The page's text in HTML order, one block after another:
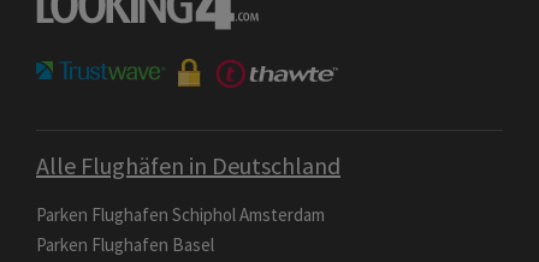
Alle Flughäfen in Deutschland
Parken Flughafen Schiphol Amsterdam
Parken Flughafen Basel